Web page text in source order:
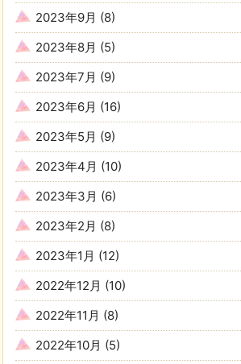
2023年9月 (8)
2023年8月 (5)
2023年7月 (9)
2023年6月 (16)
2023年5月 (9)
2023年4月 (10)
2023年3月 (6)
2023年2月 (8)
2023年1月 (12)
2022年12月 (10)
2022年11月 (8)
2022年10月 (5)